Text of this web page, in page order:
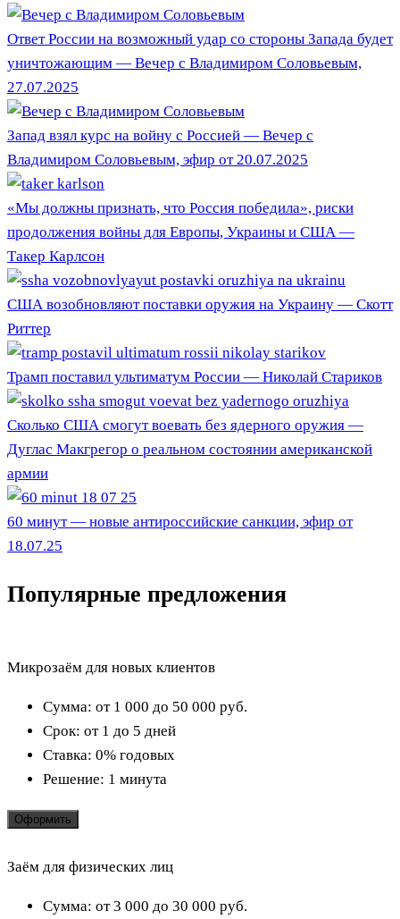
Ответ России на возможный удар со стороны Запада будет
уничтожающим — Вечер с Владимиром Соловьевым,
27.07.2025
Запад взял курс на войну с Россией — Вечер с
Владимиром Соловьевым, эфир от 20.07.2025
«Мы должны признать, что Россия победила», риски
продолжения войны для Европы, Украины и США —
Такер Карлсон
США возобновляют поставки оружия на Украину — Скотт
Риттер
Трамп поставил ультиматум России — Николай Стариков
Сколько США смогут воевать без ядерного оружия —
Дуглас Макгрегор о реальном состоянии американской
армии
60 минут — новые антироссийские санкции, эфир от
18.07.25
Популярные предложения
Микрозаём для новых клиентов
Сумма: от 1 000 до 50 000 руб.
Срок: от 1 до 5 дней
Ставка: 0% годовых
Решение: 1 минута
Оформить
Заём для физических лиц
Сумма: от 3 000 до 30 000 руб.